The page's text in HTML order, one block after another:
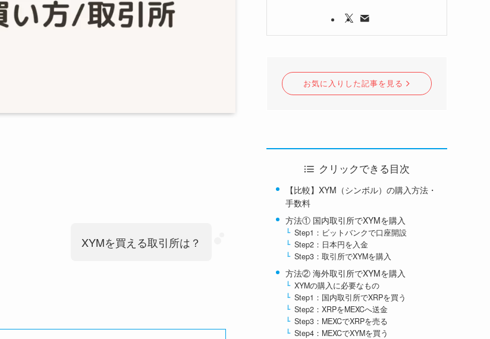
XYMを買える取引所は？
お気に入りした記事を見る
クリックできる目次
【比較】XYM（シンボル）の購入方法・
手数料
方法① 国内取引所でXYMを購入
Step1：ビットバンクで口座開設
Step2：日本円を入金
Step3：取引所でXYMを購入
方法② 海外取引所でXYMを購入
XYMの購入に必要なもの
Step1：国内取引所でXRPを買う
Step2：XRPをMEXCへ送金
Step3：MEXCでXRPを売る
Step4：MEXCでXYMを買う